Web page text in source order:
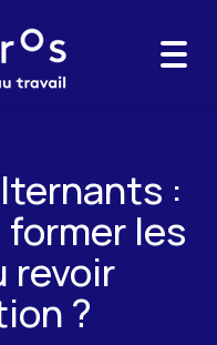
:
les
revoir
?